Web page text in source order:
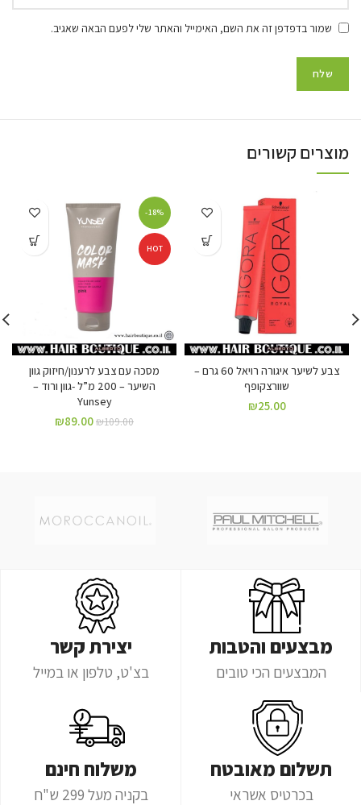
שמור בדפדפן זה את השם, האימייל והאתר שלי לפעם הבאה שאגיב.
מוצרים קשורים
צבע לשיער איגורה רויאל 60 גרם –
שוורצקופף
₪25.00
-18%
HOT
מסכה עם צבע לרענון/חיזוק גוון
השיער – 200 מ”ל -גוון ורוד –
Yunsey
₪109.00
₪89.00
מבצעים והטבות
המבצעים הכי טובים
יצירת קשר
בצ'ט, טלפון או במייל
תשלום מאובטח
בכרטיס אשראי
משלוח חינם
בקניה מעל 299 ש"ח